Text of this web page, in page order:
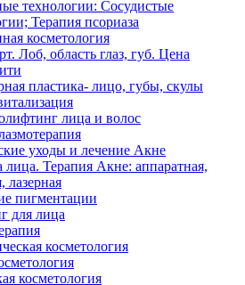
технологии: Сосудистые
Терапия псориаза
косметология
Лоб, область глаз, губ. Цена
пластика- лицо, губы, скулы
лица и волос
уходы и лечение Акне
лица. Терапия Акне: аппаратная,
лазерная
пигментации
для лица
косметология
косметология